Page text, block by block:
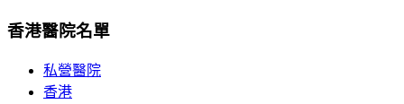
香港醫院名單
私營醫院
香港